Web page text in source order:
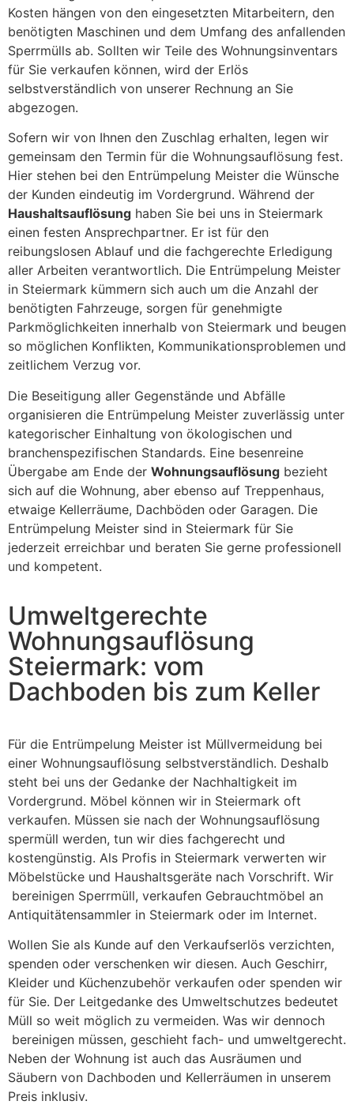
Kosten hängen von den eingesetzten Mitarbeitern, den
benötigten Maschinen und dem Umfang des anfallenden
Sperrmülls ab. Sollten wir Teile des Wohnungsinventars
für Sie verkaufen können, wird der Erlös
selbstverständlich von unserer Rechnung an Sie
abgezogen.
Sofern wir von Ihnen den Zuschlag erhalten, legen wir
gemeinsam den Termin für die Wohnungsauflösung fest.
Hier stehen bei den Entrümpelung Meister die Wünsche
der Kunden eindeutig im Vordergrund. Während der
Haushaltsauflösung haben Sie bei uns in Steiermark
einen festen Ansprechpartner. Er ist für den
reibungslosen Ablauf und die fachgerechte Erledigung
aller Arbeiten verantwortlich. Die Entrümpelung Meister
in Steiermark kümmern sich auch um die Anzahl der
benötigten Fahrzeuge, sorgen für genehmigte
Parkmöglichkeiten innerhalb von Steiermark und beugen
so möglichen Konflikten, Kommunikationsproblemen und
zeitlichem Verzug vor.
Die Beseitigung aller Gegenstände und Abfälle
organisieren die Entrümpelung Meister zuverlässig unter
kategorischer Einhaltung von ökologischen und
branchenspezifischen Standards. Eine besenreine
Übergabe am Ende der Wohnungsauflösung bezieht
sich auf die Wohnung, aber ebenso auf Treppenhaus,
etwaige Kellerräume, Dachböden oder Garagen. Die
Entrümpelung Meister sind in Steiermark für Sie
jederzeit erreichbar und beraten Sie gerne professionell
und kompetent.
Umweltgerechte
Wohnungsauflösung
Steiermark: vom
Dachboden bis zum Keller
Für die Entrümpelung Meister ist Müllvermeidung bei
einer Wohnungsauflösung selbstverständlich. Deshalb
steht bei uns der Gedanke der Nachhaltigkeit im
Vordergrund. Möbel können wir in Steiermark oft
verkaufen. Müssen sie nach der Wohnungsauflösung
spermüll werden, tun wir dies fachgerecht und
kostengünstig. Als Profis in Steiermark verwerten wir
Möbelstücke und Haushaltsgeräte nach Vorschrift. Wir
bereinigen Sperrmüll, verkaufen Gebrauchtmöbel an
Antiquitätensammler in Steiermark oder im Internet.
Wollen Sie als Kunde auf den Verkaufserlös verzichten,
spenden oder verschenken wir diesen. Auch Geschirr,
Kleider und Küchenzubehör verkaufen oder spenden wir
für Sie. Der Leitgedanke des Umweltschutzes bedeutet
Müll so weit möglich zu vermeiden. Was wir dennoch
bereinigen müssen, geschieht fach- und umweltgerecht.
Neben der Wohnung ist auch das Ausräumen und
Säubern von Dachboden und Kellerräumen in unserem
Preis inklusiv.